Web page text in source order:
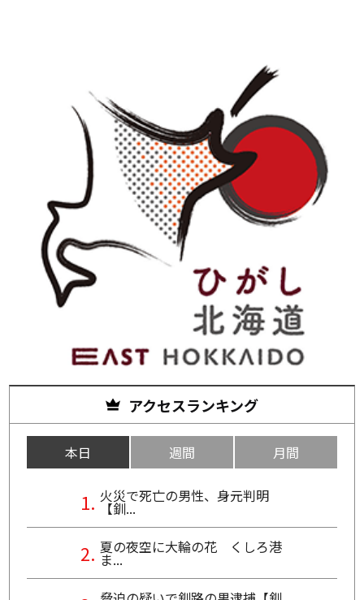
アクセスランキング
本日 週間 月間
火災で死亡の男性、身元判明
【釧...
夏の夜空に大輪の花 くしろ港
ま...